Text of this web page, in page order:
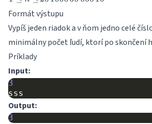
n
\leq
Formát výstupu
Vypíš jeden riadok a v ňom jedno celé
minimálny počet ľudí, ktorí po skončení
Príklady
Input:
3
sss
Output:
3